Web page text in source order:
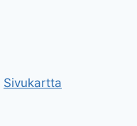
Sivukartta